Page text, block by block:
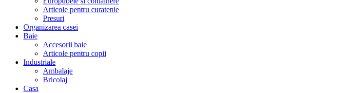
Articole pentru curatenie
Presuri
Organizarea casei
Baie
Accesorii baie
Articole pentru copii
Industriale
Ambalaje
Bricolaj
Casa